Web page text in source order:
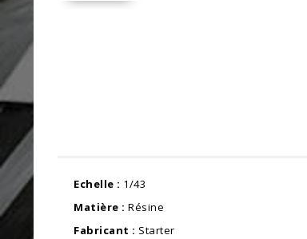
Echelle : 1/43
Matière : Résine
Fabricant : Starter